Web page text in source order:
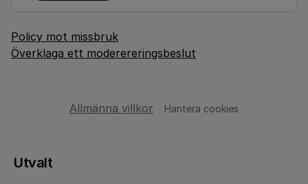
Policy mot missbruk
Överklaga ett moderereringsbeslut
Allmänna villkor Hantera cookies
Utvalt